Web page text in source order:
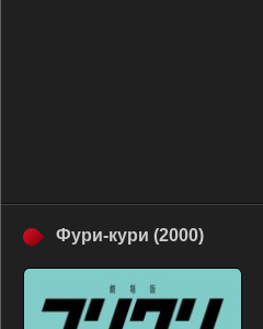
Фури-кури (2000)